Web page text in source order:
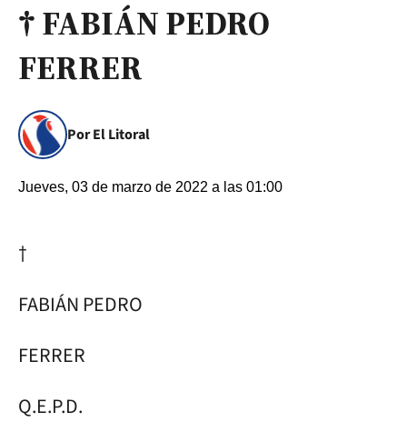
† FABIÁN PEDRO
FERRER
Por El Litoral
Jueves, 03 de marzo de 2022 a las 01:00
†
FABIÁN PEDRO
FERRER
Q.E.P.D.